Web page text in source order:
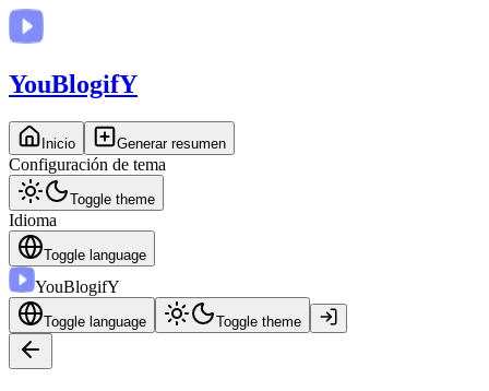
YouBlogifY
Inicio Generar resumen
Configuración de tema
Toggle theme
Idioma
Toggle language
YouBlogifY
Toggle language Toggle theme